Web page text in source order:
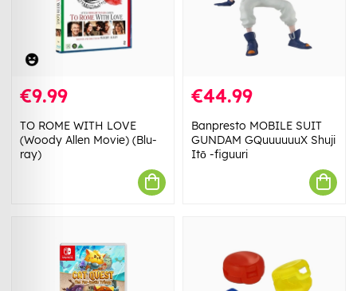
€9.99
TO ROME WITH LOVE
(Woody Allen Movie) (Blu-
ray)
€44.99
Banpresto MOBILE SUIT
GUNDAM GQuuuuuuX Shuji
Itō -figuuri